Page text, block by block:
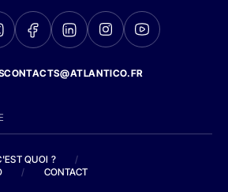
QUOI ?
/
/ CONTACT